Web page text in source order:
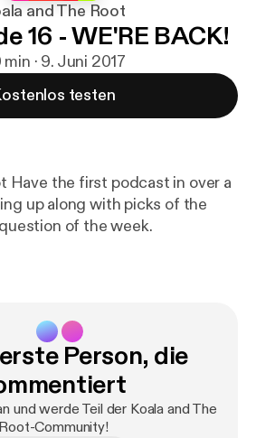
and The Root
16 - WE'RE BACK!
· 9. Juni 2017
testen
Have the first podcast in over a
up along with picks of the
of the week.
Person, die
und werde Teil der Koala and The
Root-Community!